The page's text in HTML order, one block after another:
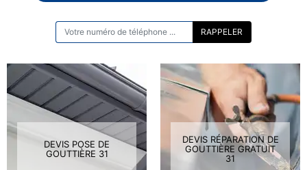
DEVIS POSE DE
GOUTTIÈRE 31
DEVIS RÉPARATION DE
GOUTTIÈRE GRATUIT
31